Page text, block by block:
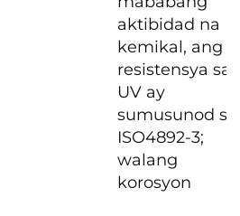
aktibidad na
kemikal, ang
resistensya sa
UV ay
sumusunod sa
ISO4892-3;
walang
korosyon